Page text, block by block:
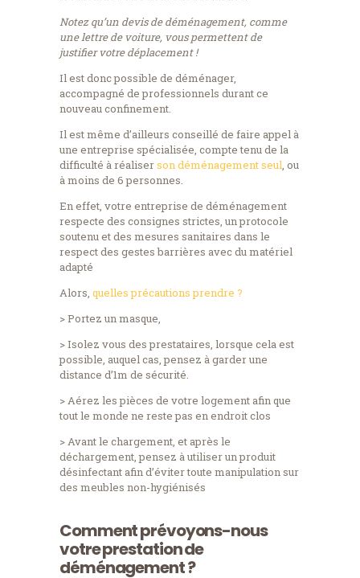
Notez qu’un devis de déménagement, comme
une lettre de voiture, vous permettent de
justifier votre déplacement !
Il est donc possible de déménager,
accompagné de professionnels durant ce
nouveau confinement.
Il est même d’ailleurs conseillé de faire appel à
une entreprise spécialisée, compte tenu de la
difficulté à réaliserson déménagement seul, ou
à moins de 6 personnes.
En effet, votre entreprise de déménagement
respecte des consignes strictes, un protocole
soutenu et des mesures sanitaires dans le
respect des gestes barrières avec du matériel
adapté
Alors, quelles précautions prendre ?
> Portez un masque,
> Isolez vous des prestataires, lorsque cela est
possible, auquel cas, pensez à garder une
distance d’1m de sécurité.
> Aérez les pièces de votre logement afin que
tout le monde ne reste pas en endroit clos
> Avant le chargement, et après le
déchargement, pensez à utiliser un produit
désinfectant afin d’éviter toute manipulation sur
des meubles non-hygiénisés
Comment prévoyons-nous
votre prestation de
déménagement ?